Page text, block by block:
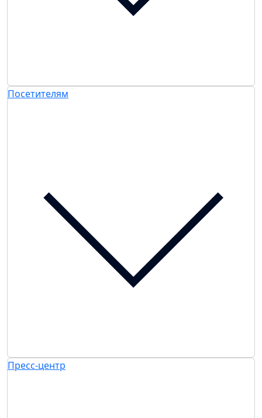
Посетителям
Пресс-центр